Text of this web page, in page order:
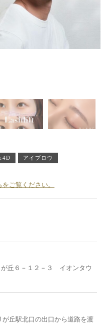
4D
アイブロウ
ご覧ください。
丘６－１２－３ イオンタウ
丘駅北口の出口から道路を渡